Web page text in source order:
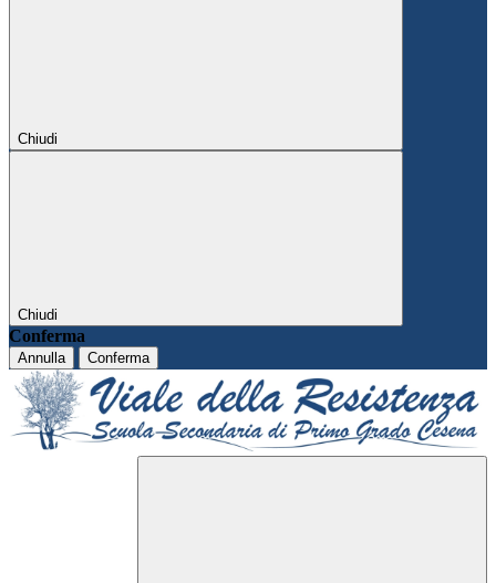
Chiudi
Chiudi
Conferma
Annulla Conferma